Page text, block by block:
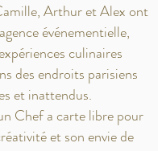
Arthur et Alex ont
événementielle,
culinaires
des endroits parisiens
et inattendus.
Chef a carte libre pour
et son envie de